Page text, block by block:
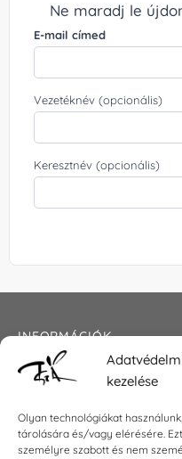
kezelése
Olyan technológiákat
tárolására és/vagy elérésére.
személyre szabott és nem
Ne maradj le
E-mail címed
Vezetéknév (opcionális)
Keresztnév (opcionális)
INFORMÁCIÓK
Általános szerződési
Impresszum